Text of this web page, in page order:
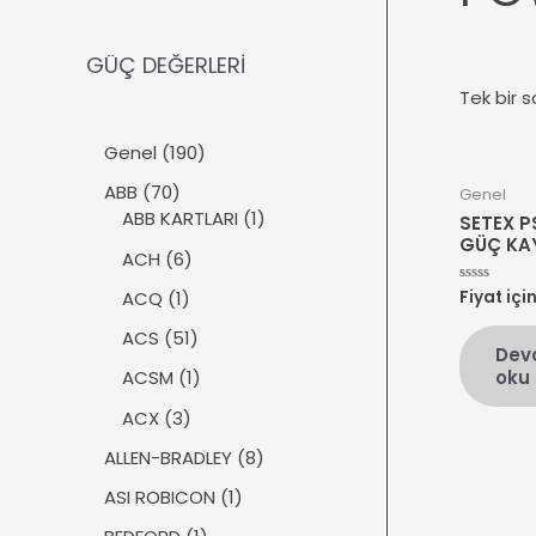
GÜÇ DEĞERLERİ
Genel 1901
ü
ABB 707
0
ü
r
ü
n
ABB KARTLARI 11
ACH 66
ü
r
ü
n
ACQ 11
ü
r
ü
ACS 515
1
ü
n
ACSM 11
ü
ACX 33
r
ü
n
ALLEN-BRADLEY 88
ASI ROBICON 11
Tek bir
Genel
SETEX
GÜÇ
5
üzerinden
oy
aldı
Fiyat için
oku